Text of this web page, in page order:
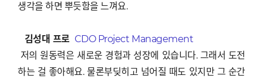
생각을 하면 뿌듯함을 느껴요.
김성대 프로 CDO Project Management
저의 원동력은 새로운 경험과 성장에 있습니다. 그래서 도전
하는 걸 좋아해요. 물론부딪히고 넘어질 때도 있지만 그 순간